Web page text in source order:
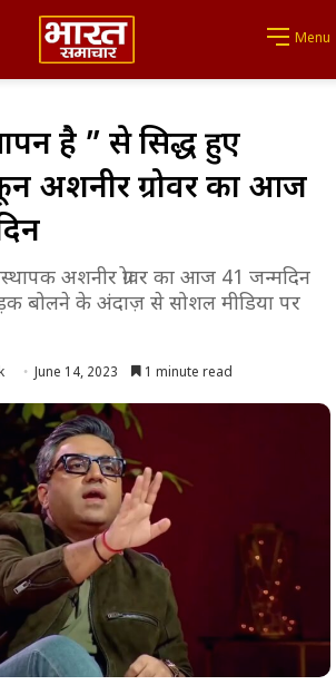
Menu
है ” से प्रसिद्ध हुए
अशनीर ग्रोवर का आज
अशनीर ग्रोवर का आज 41 जन्मदिन
बोलने के अंदाज़ से सोशल मीडिया पर
June 14, 2023 1 minute read